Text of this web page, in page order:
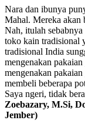
Nara dan ibunya
Mahal. Mereka akan
Nah, itulah
toko kain tradisional
tradisional India
mengenakan
mengenakan
membeli beberapa
Saya ngeri, tidak
Zoebazary, M.Si,
Jember)